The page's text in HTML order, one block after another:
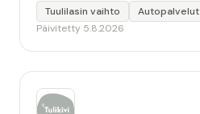
Tuulilasin vaihto Autopalvelut
Päivitetty 5.8.2026